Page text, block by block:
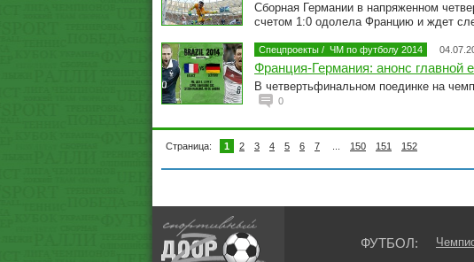
Сборная Германии в напряженном
счетом 1:0 одолела Францию и ждет
Спецпроекты / ЧМ по футболу 2014
Франция-Германия: анонс главной
В четвертьфинальном поединке на
0
Страница: 1 2 3 4 5 6 7 150 151 152
ФУТБОЛ: